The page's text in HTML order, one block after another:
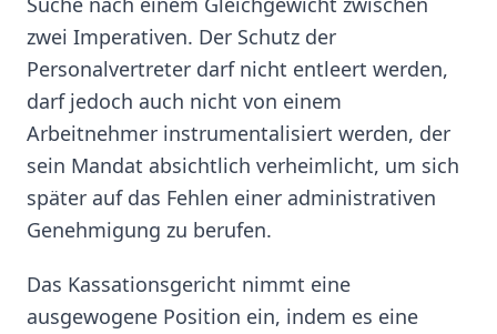
zwei Imperativen. Der Schutz der
Personalvertreter darf nicht entleert werden,
darf jedoch auch nicht von einem
Arbeitnehmer instrumentalisiert werden, der
sein Mandat absichtlich verheimlicht, um sich
später auf das Fehlen einer administrativen
Genehmigung zu berufen.
Das Kassationsgericht nimmt eine
ausgewogene Position ein, indem es eine